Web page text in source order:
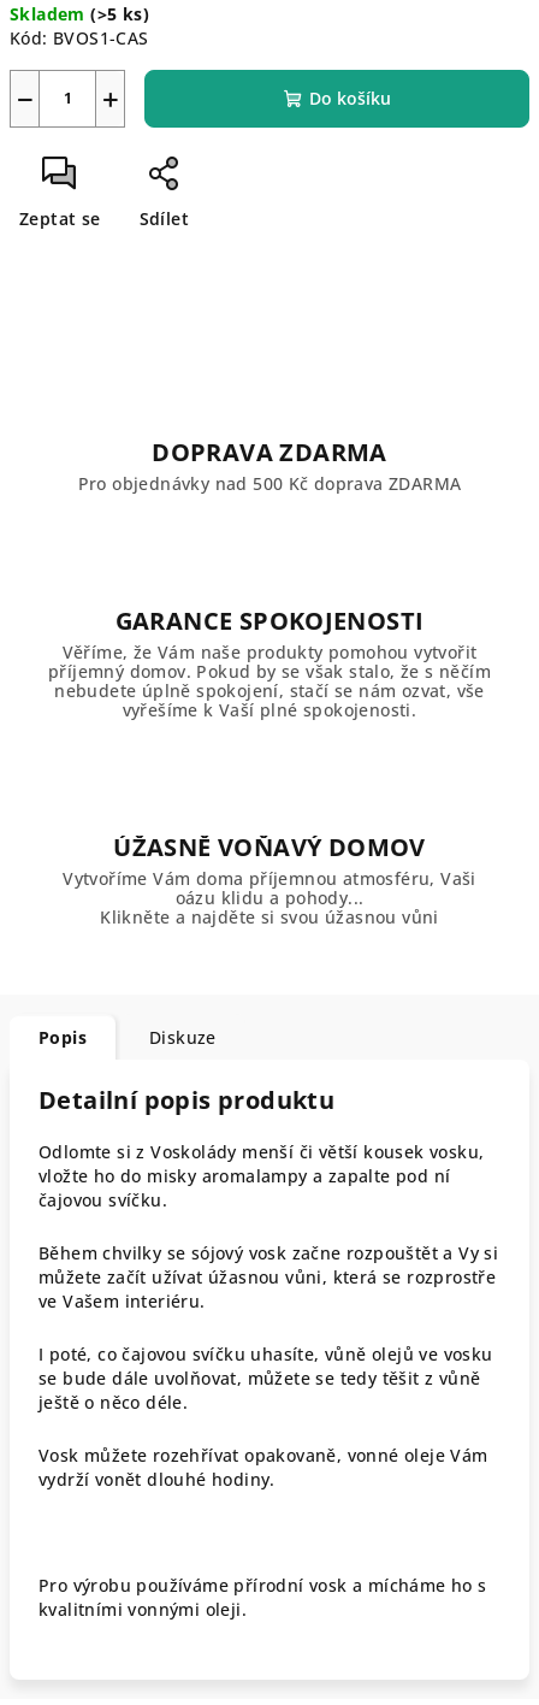
cena:
Skladem(>5 ks)
Kód: BVOS1-CAS
+
− Do košíku
Zeptat se Sdílet
DOPRAVA ZDARMA
Pro objednávky nad 500 Kč doprava ZDARMA
GARANCE SPOKOJENOSTI
Věříme, že Vám naše produkty pomohou vytvořit
příjemný domov. Pokud by se však stalo, že s něčím
nebudete úplně spokojení, stačí se nám ozvat, vše
vyřešíme k Vaší plné spokojenosti.
ÚŽASNĚ VOŇAVÝ DOMOV
Vytvoříme Vám doma příjemnou atmosféru, Vaši
oázu klidu a pohody...
Klikněte a najděte si svou úžasnou vůni
Popis Diskuze
Detailní popis produktu
Odlomte si z Voskolády menší či větší kousek vosku,
vložte ho do misky aromalampy a zapalte pod ní
čajovou svíčku.
Během chvilky se sójový vosk začne rozpouštět a Vy si
můžete začít užívat úžasnou vůni, která se rozprostře
ve Vašem interiéru.
I poté, co čajovou svíčku uhasíte, vůně olejů ve vosku
se bude dále uvolňovat, můžete se tedy těšit z vůně
ještě o něco déle.
Vosk můžete rozehřívat opakovaně, vonné oleje Vám
vydrží vonět dlouhé hodiny.
Pro výrobu používáme přírodní vosk a mícháme ho s
kvalitními vonnými oleji.